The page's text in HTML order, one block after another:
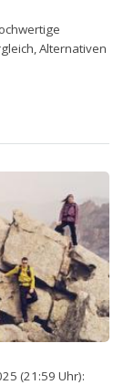
Alternativen
(21:59 Uhr):